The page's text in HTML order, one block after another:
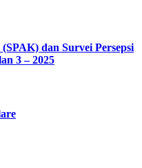
dan Survei Persepsi
3 – 2025